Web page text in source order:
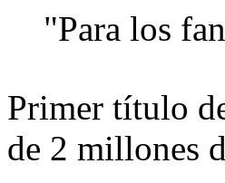
"Para los
Primer título
de 2 millones